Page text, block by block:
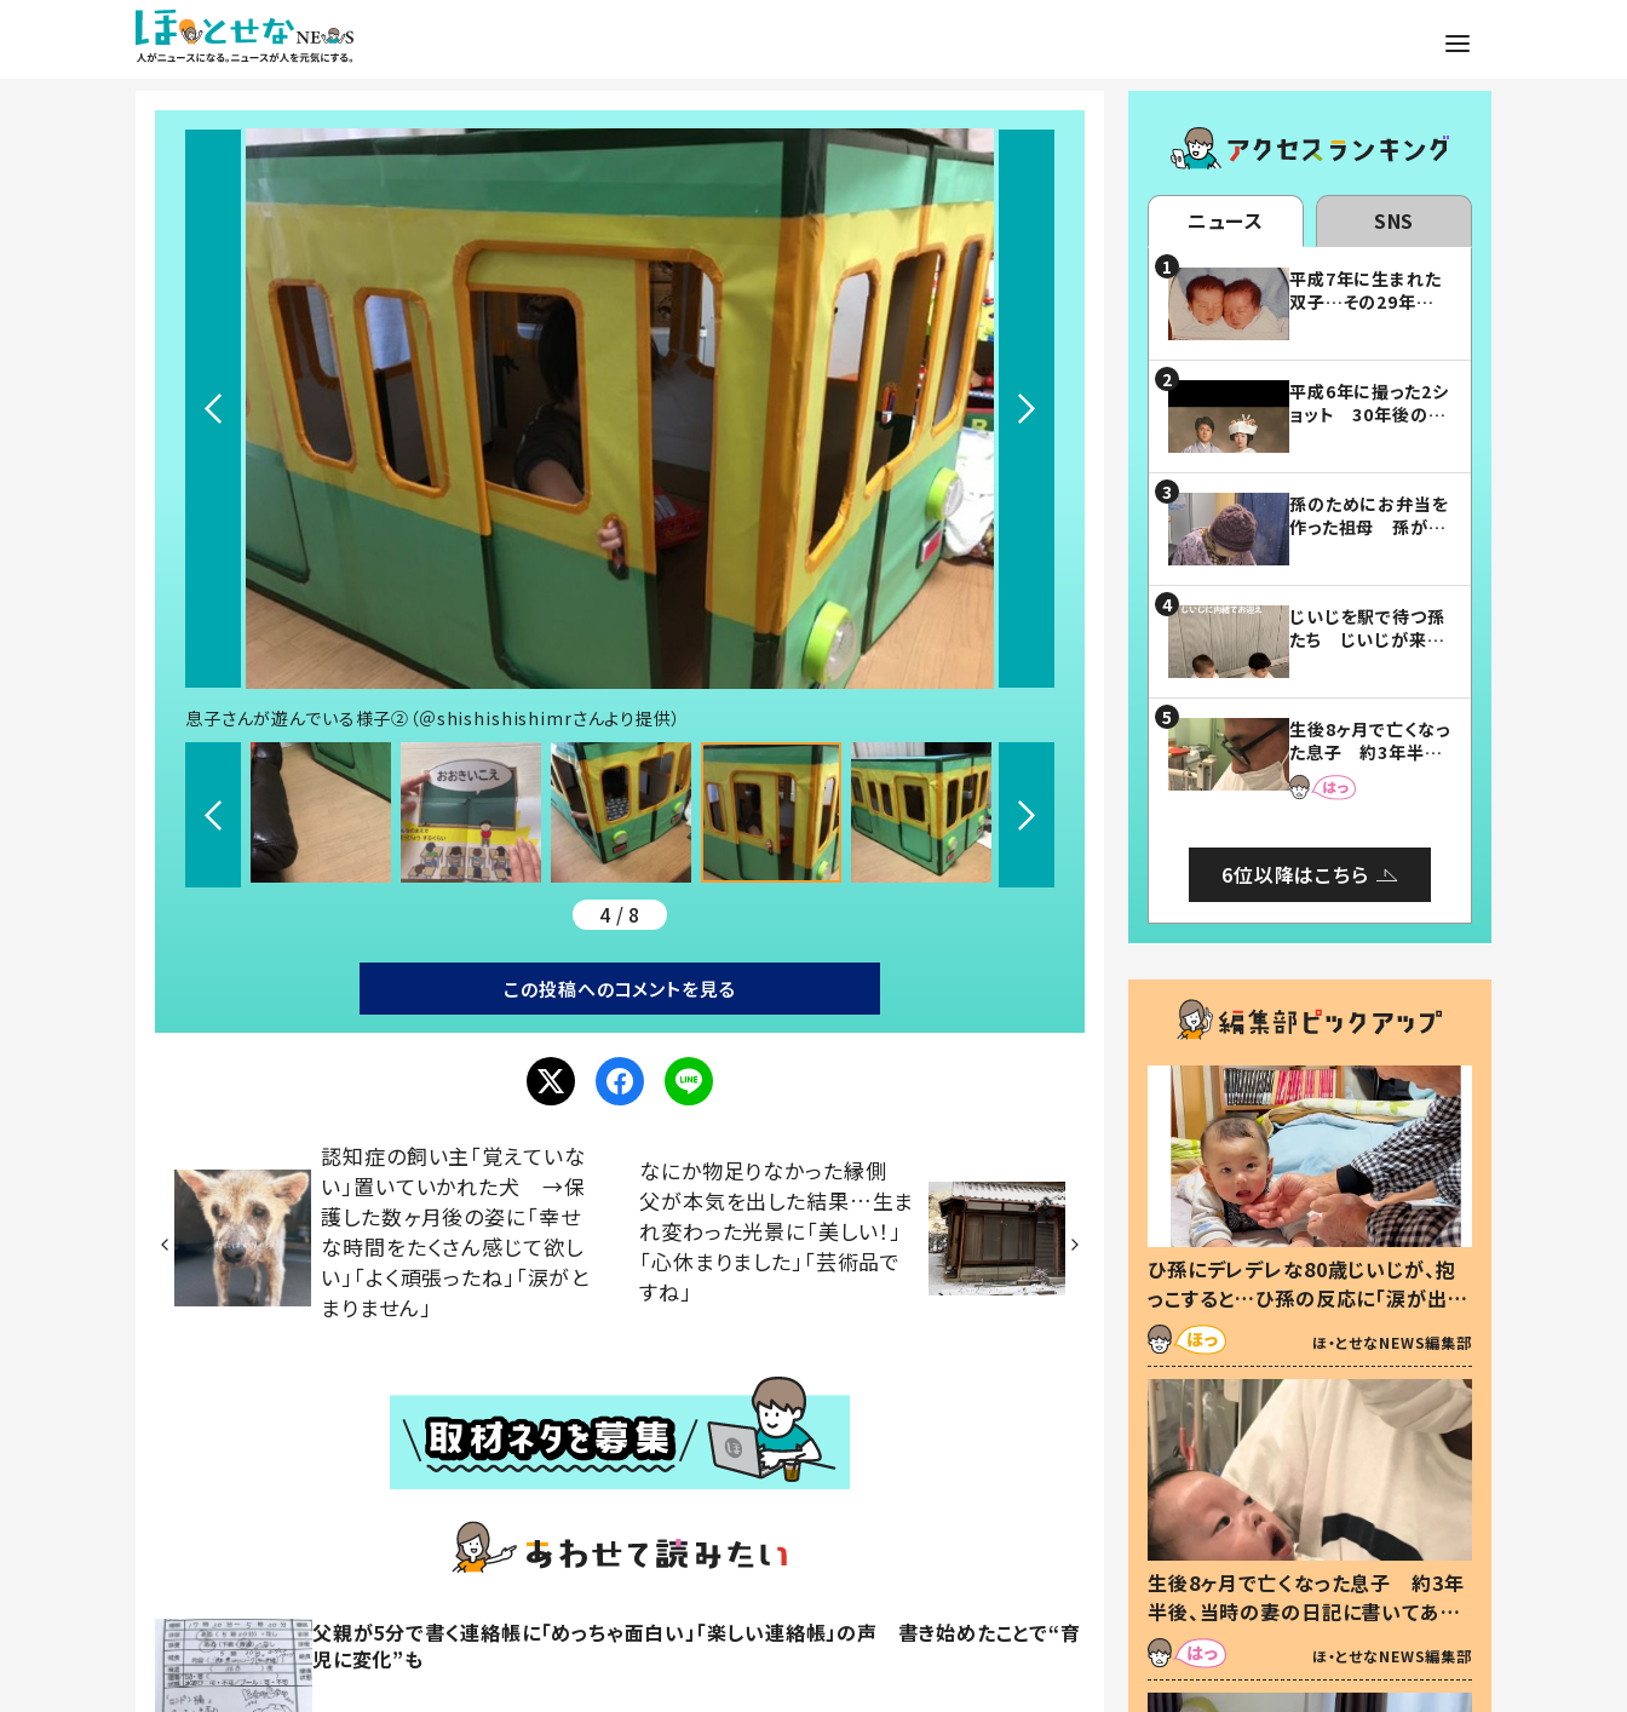
息子さんが遊んでいる様子②（＠shishishishimrさんより提供）
4 / 8
この投稿へのコメントを見る
認知症の飼い主「覚えていな
い」置いていかれた犬 →保
護した数ヶ月後の姿に「幸せ
な時間をたくさん感じて欲し
い」「よく頑張ったね」「涙がと
まりません」
なにか物足りなかった縁側
父が本気を出した結果…生ま
れ変わった光景に「美しい！」
「心休まりました」「芸術品で
すね」
父親が5分で書く連絡帳に「めっちゃ面白い」「楽しい連絡帳」の声 書き始めたことで“育
児に変化”も
ニュース SNS
平成7年に生まれた
双子…その29年後
平成6年に撮った2シ
ョット 30年後の姿
孫のためにお弁当を
作った祖母 孫が絶
じいじを駅で待つ孫
たち じいじが来た
まらない」「幸せにな
れる」
生後8ヶ月で亡くなっ
た息子 約3年半
後、当時の妻の日記
に書いてあった本音
6位以降はこちら
ひ孫にデレデレな80歳じいじが、抱
っこすると…ひ孫の反応に「涙が出ま
した」「可愛くて仕方ない」
ほ・とせなNEWS編集部
生後8ヶ月で亡くなった息子 約3年
半後、当時の妻の日記に書いてあっ
た本音とは
ほ・とせなNEWS編集部